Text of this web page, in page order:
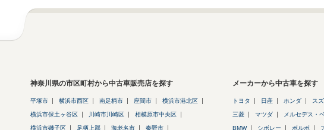
神奈川県の市区町村から中古車販売店を探す
平塚市 横浜市西区 南足柄市 座間市 横浜市港北区
横浜市保土ヶ谷区 川崎市川崎区 相模原市中央区
横浜市磯子区 足柄上郡 海老名市 秦野市
メーカーから中古車を探す
トヨタ 日産 ホンダ ス
三菱 マツダ メルセデス・
BMW シボレー ボルボ